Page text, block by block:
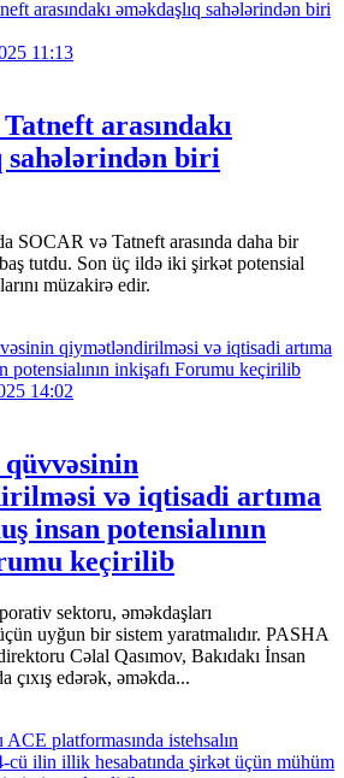
11:13
arasındakı
sahələrindən biri
SOCAR və Tatneft arasında daha bir
baş tutdu. Son üç ildə iki şirkət potensial
müzakirə edir.
14:02
qüvvəsinin
və iqtisadi artıma
insan potensialının
keçirilib
sektoru, əməkdaşları
uyğun bir sistem yaratmalıdır. PASHA
Cəlal Qasımov, Bakıdakı İnsan
çıxış edərək, əməkda...